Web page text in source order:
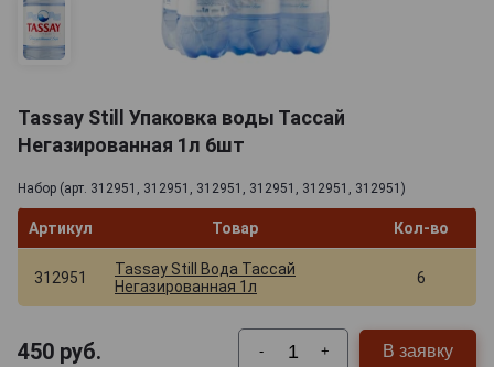
Tassay Still Упаковка воды Тассай
Негазированная 1л 6шт
Набор (арт. 312951, 312951, 312951, 312951, 312951, 312951)
Артикул Товар Кол-во
312951
Tassay Still Вода Тассай
Негазированная 1л
6
450 руб. - + В заявку